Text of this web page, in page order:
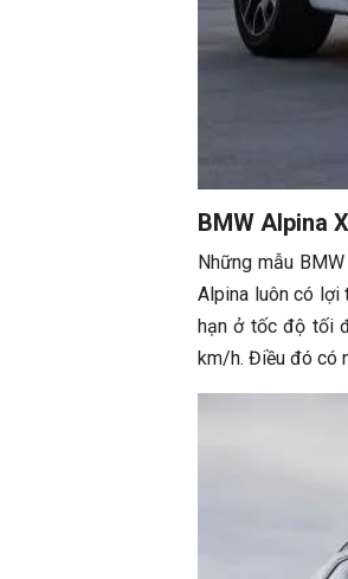
BMW Alpina
Những mẫu
Alpina luôn có lợi
hạn ở tốc độ tối
km/h. Điều đó có